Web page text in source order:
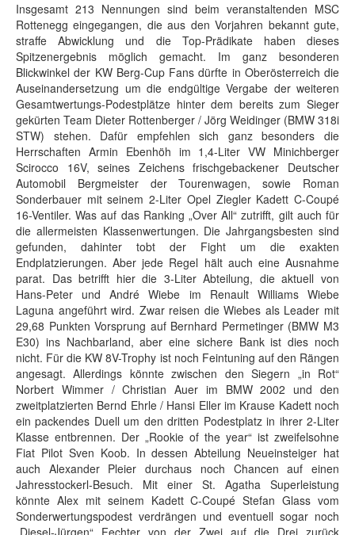
Insgesamt 213 Nennungen sind beim veranstaltenden MSC
Rottenegg eingegangen, die aus den Vorjahren bekannt gute,
straffe Abwicklung und die Top-Prädikate haben dieses
Spitzenergebnis möglich gemacht. Im ganz besonderen
Blickwinkel der KW Berg-Cup Fans dürfte in Oberösterreich die
Auseinandersetzung um die endgültige Vergabe der weiteren
Gesamtwertungs-Podestplätze hinter dem bereits zum Sieger
gekürten Team Dieter Rottenberger / Jörg Weidinger (BMW 318i
STW) stehen. Dafür empfehlen sich ganz besonders die
Herrschaften Armin Ebenhöh im 1,4-Liter VW Minichberger
Scirocco 16V, seines Zeichens frischgebackener Deutscher
Automobil Bergmeister der Tourenwagen, sowie Roman
Sonderbauer mit seinem 2-Liter Opel Ziegler Kadett C-Coupé
16-Ventiler. Was auf das Ranking „Over All“ zutrifft, gilt auch für
die allermeisten Klassenwertungen. Die Jahrgangsbesten sind
gefunden, dahinter tobt der Fight um die exakten
Endplatzierungen. Aber jede Regel hält auch eine Ausnahme
parat. Das betrifft hier die 3-Liter Abteilung, die aktuell von
Hans-Peter und André Wiebe im Renault Williams Wiebe
Laguna angeführt wird. Zwar reisen die Wiebes als Leader mit
29,68 Punkten Vorsprung auf Bernhard Permetinger (BMW M3
E30) ins Nachbarland, aber eine sichere Bank ist dies noch
nicht. Für die KW 8V-Trophy ist noch Feintuning auf den Rängen
angesagt. Allerdings könnte zwischen den Siegern „in Rot“
Norbert Wimmer / Christian Auer im BMW 2002 und den
zweitplatzierten Bernd Ehrle / Hansi Eller im Krause Kadett noch
ein packendes Duell um den dritten Podestplatz in ihrer 2-Liter
Klasse entbrennen. Der „Rookie of the year“ ist zweifelsohne
Fiat Pilot Sven Koob. In dessen Abteilung Neueinsteiger hat
auch Alexander Pleier durchaus noch Chancen auf einen
Jahresstockerl-Besuch. Mit einer St. Agatha Superleistung
könnte Alex mit seinem Kadett C-Coupé Stefan Glass vom
Sonderwertungspodest verdrängen und eventuell sogar noch
„Diesel-Jürgen“ Fechter von der Zwei auf die Drei zurück